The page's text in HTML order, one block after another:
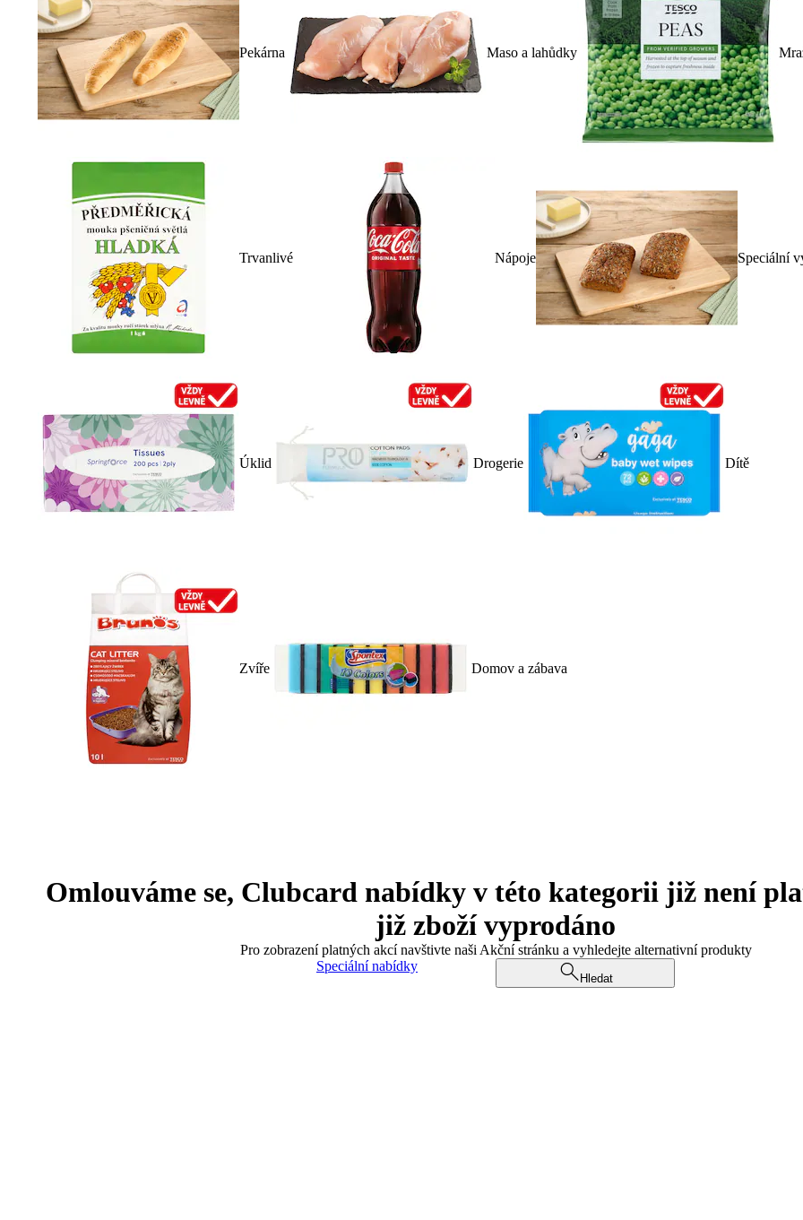
Pekárna Maso a lahůdky
Trvanlivé Nápoje Speciální
Úklid Drogerie Dítě
Zvíře Domov a zábava
Omlouváme se, Clubcard nabídky v této kategorii již není
již zboží vyprodáno
Pro zobrazení platných akcí navštivte naši Akční stránku a vyhledejte alternativní produkty
Speciální nabídky
Hledat